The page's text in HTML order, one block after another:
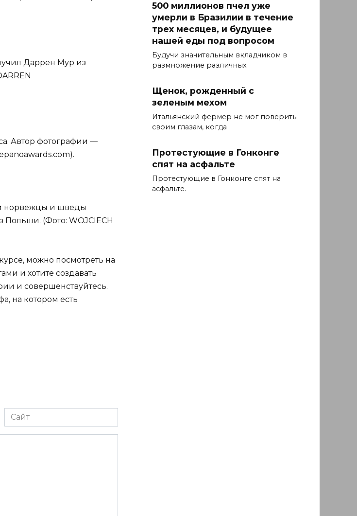
Даррен Мур из
Автор фотографии —
норвежцы и шведы
(Фото: WOJCIECH
можно посмотреть на
и хотите создавать
и совершенствуйтесь.
на котором есть
Сайт
500 миллионов пчел уже
умерли в Бразилии в течение
трех месяцев, и будущее
нашей еды под вопросом
Будучи значительным вкладчиком в
размножение различных
Щенок, рожденный с
зеленым мехом
Итальянский фермер не мог поверить
своим глазам, когда
Протестующие в Гонконге
спят на асфальте
Протестующие в Гонконге спят на
асфальте.